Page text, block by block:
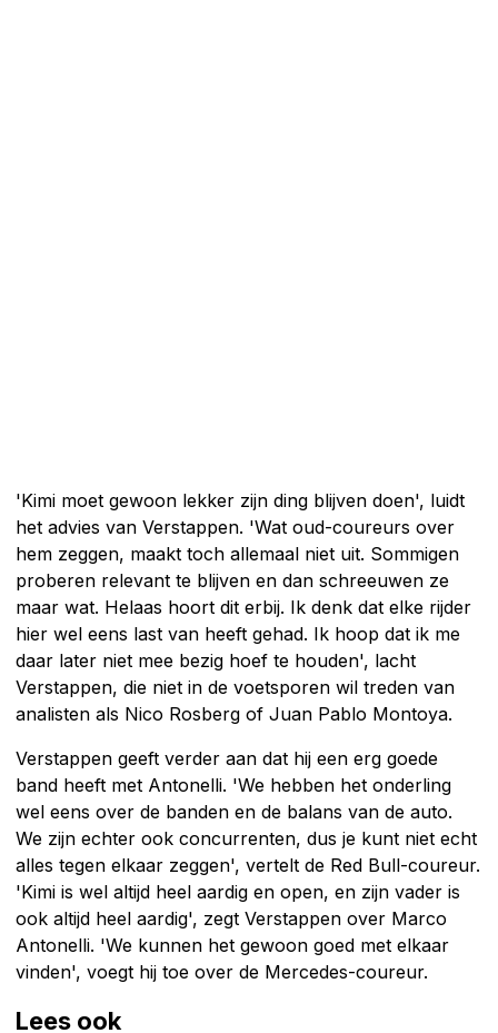
'Kimi moet gewoon lekker zijn ding blijven doen', luidt
het advies van Verstappen. 'Wat oud-coureurs over
hem zeggen, maakt toch allemaal niet uit. Sommigen
proberen relevant te blijven en dan schreeuwen ze
maar wat. Helaas hoort dit erbij. Ik denk dat elke rijder
hier wel eens last van heeft gehad. Ik hoop dat ik me
daar later niet mee bezig hoef te houden', lacht
Verstappen, die niet in de voetsporen wil treden van
analisten als Nico Rosberg of Juan Pablo Montoya.
Verstappen geeft verder aan dat hij een erg goede
band heeft met Antonelli. 'We hebben het onderling
wel eens over de banden en de balans van de auto.
We zijn echter ook concurrenten, dus je kunt niet echt
alles tegen elkaar zeggen', vertelt de Red Bull-coureur.
'Kimi is wel altijd heel aardig en open, en zijn vader is
ook altijd heel aardig', zegt Verstappen over Marco
Antonelli. 'We kunnen het gewoon goed met elkaar
vinden', voegt hij toe over de Mercedes-coureur.
Lees ook